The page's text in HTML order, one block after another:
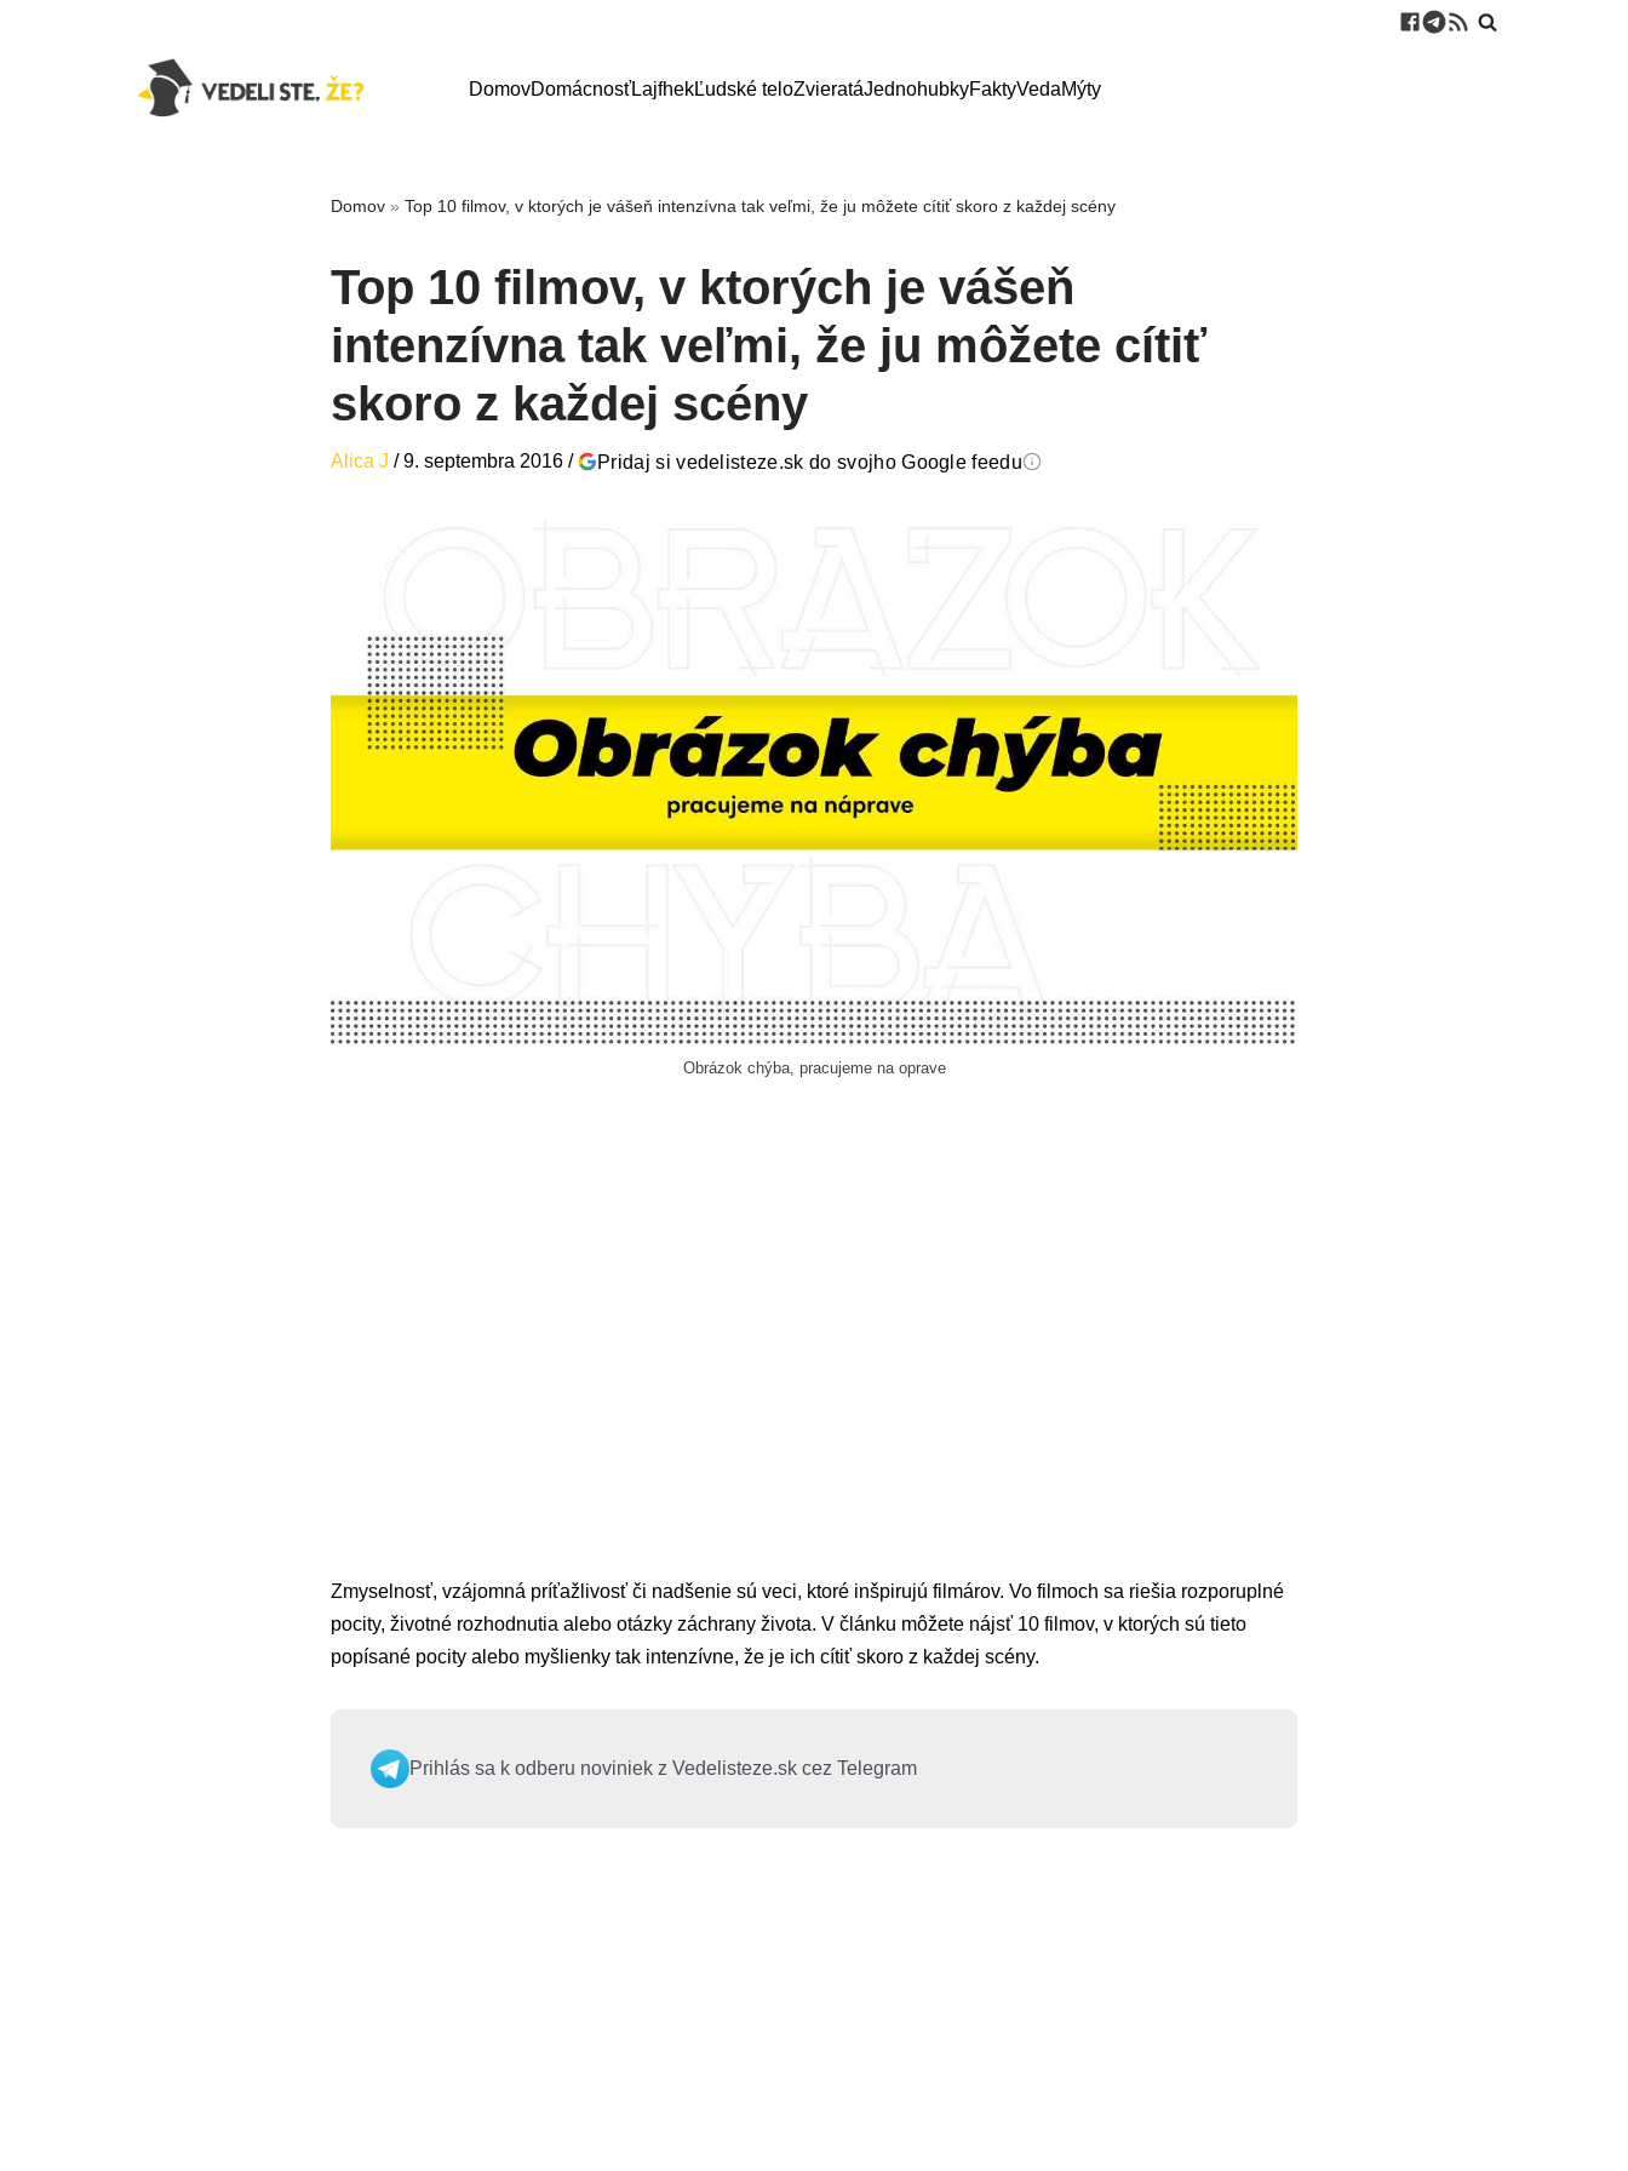
DomovDomácnosťLajfhekĽudské teloZvieratáJednohubkyFaktyVedaMýty
Domov » Top 10 filmov, v ktorých je vášeň intenzívna tak veľmi, že ju môžete cítiť skoro z každej scény
Top 10 filmov, v ktorých je vášeň
intenzívna tak veľmi, že ju môžete cítiť
skoro z každej scény
Alica J /9. septembra 2016 / Pridaj si vedelisteze.sk do svojho Google feedu
Obrázok chýba, pracujeme na oprave
Zmyselnosť, vzájomná príťažlivosť či nadšenie sú veci, ktoré inšpirujú filmárov. Vo filmoch sa riešia rozporuplné
pocity, životné rozhodnutia alebo otázky záchrany života. V článku môžete nájsť 10 filmov, v ktorých sú tieto
popísané pocity alebo myšlienky tak intenzívne, že je ich cítiť skoro z každej scény.
Prihlás sa k odberu noviniek z Vedelisteze.sk cez Telegram